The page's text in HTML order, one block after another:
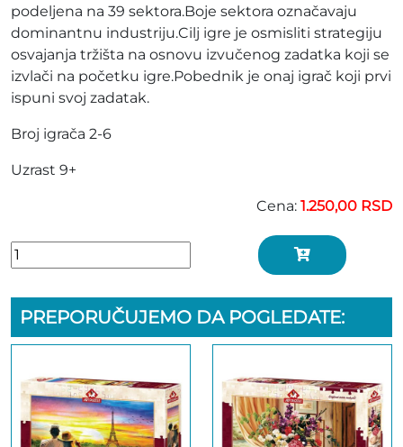
podeljena na 39 sektora.Boje sektora označavaju
dominantnu industriju.Cilj igre je osmisliti strategiju
osvajanja tržišta na osnovu izvučenog zadatka koji se
izvlači na početku igre.Pobednik je onaj igrač koji prvi
ispuni svoj zadatak.
Broj igrača 2-6
Uzrast 9+
Cena: 1.250,00 RSD
PREPORUČUJEMO DA POGLEDATE: